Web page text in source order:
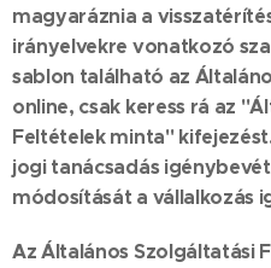
magyaráznia a
irányelvekre vonatkozó
sablon található az
online, csak keress rá az
Feltételek minta"
jogi tanácsadás
módosítását a vállalkozás
Az Általános Szolgáltatási